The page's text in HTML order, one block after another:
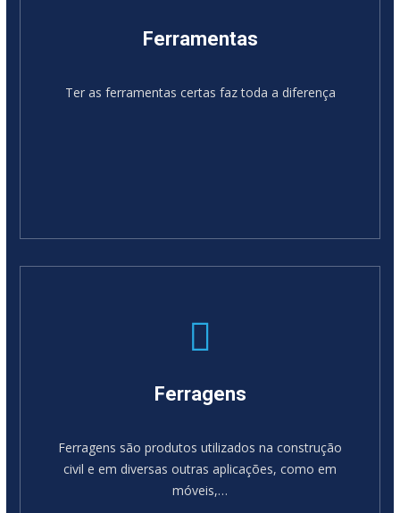
Ferramentas
Ter as ferramentas certas faz toda a diferença
Ferragens
Ferragens são produtos utilizados na construção
civil e em diversas outras aplicações, como em
móveis,…